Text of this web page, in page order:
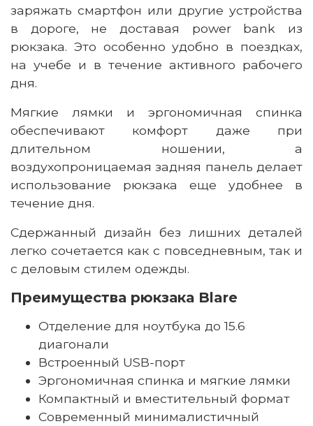
заряжать смартфон или другие устройства
в дороге, не доставая power bank из
рюкзака. Это особенно удобно в поездках,
на учебе и в течение активного рабочего
дня.
Мягкие лямки и эргономичная спинка
обеспечивают комфорт даже при
длительном ношении, а
воздухопроницаемая задняя панель делает
использование рюкзака еще удобнее в
течение дня.
Сдержанный дизайн без лишних деталей
легко сочетается как с повседневным, так и
с деловым стилем одежды.
Преимущества рюкзака Blare
Отделение для ноутбука до15.6
диагонали
Встроенный USB-порт
Эргономичная спинка и мягкие лямки
Компактный и вместительный формат
Современный минималистичный